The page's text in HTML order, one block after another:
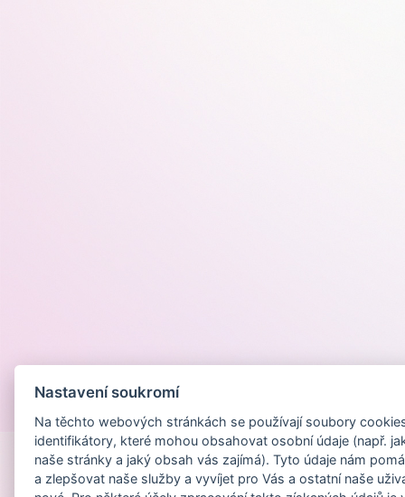
Nastavení soukromí
Na těchto webových stránkách se používají soubory
identifikátory, které mohou obsahovat osobní údaje (např.
naše stránky a jaký obsah vás zajímá). Tyto údaje nám
a zlepšovat naše služby a vyvíjet pro Vás a ostatní naše